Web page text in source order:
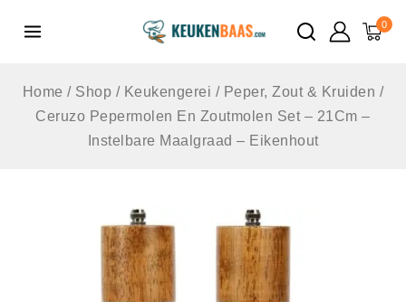
inhoud
0
Home / Shop / Keukengerei / Peper, Zout & Kruiden /
Ceruzo Pepermolen En Zoutmolen Set – 21Cm –
Instelbare Maalgraad – Eikenhout